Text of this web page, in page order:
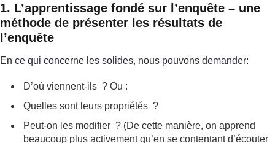
1. L’apprentissage fondé sur l’enquête – une
méthode de présenter les résultats de
l’enquête
En ce qui concerne les solides, nous pouvons demander:
D’où viennent-ils ? Ou :
Quelles sont leurs propriétés ?
Peut-on les modifier ? (De cette manière, on apprend
beaucoup plus activement qu’en se contentant d’écouter